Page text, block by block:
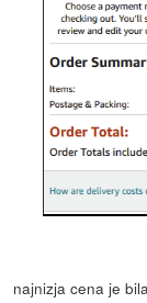
najnizja cena je